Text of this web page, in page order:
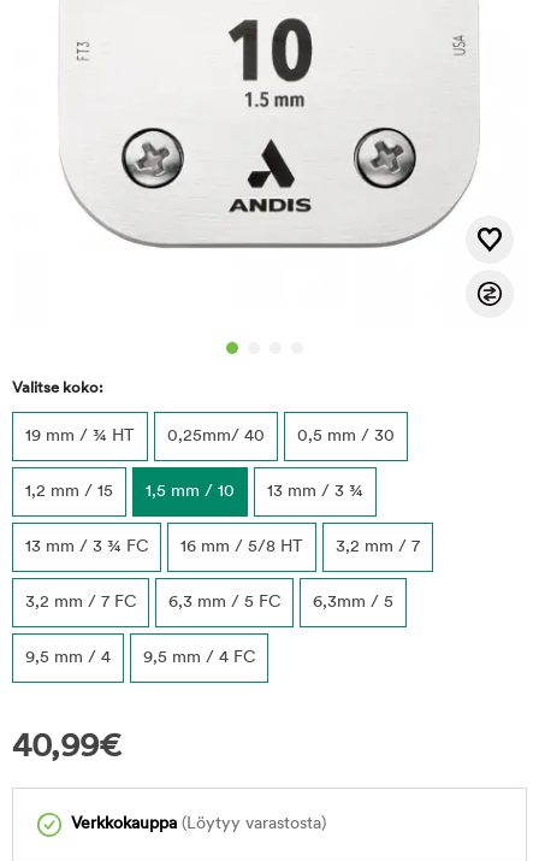
Valitse koko:
19 mm / ¾ HT 0,25mm/ 40 0,5 mm / 30
1,2 mm / 15 1,5 mm / 10 13 mm / 3 ¾
13 mm / 3 ¾ FC 16 mm / 5/8 HT 3,2 mm / 7
3,2 mm / 7 FC 6,3 mm / 5 FC 6,3mm / 5
9,5 mm / 4 9,5 mm / 4 FC
40,99€
Verkkokauppa (Löytyy varastosta)